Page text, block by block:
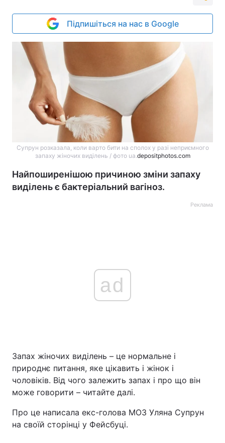
Підпишіться на нас в Google
Супрун розказала, коли варто бити на сполох у разі неприємного
запаху жіночих виділень / фото ua.depositphotos.com
Найпоширенішою причиною зміни запаху
виділень є бактеріальний вагіноз.
Реклама
ad
Запах жіночих виділень – це нормальне і
природнє питання, яке цікавить і жінок і
чоловіків. Від чого залежить запах і про що він
може говорити – читайте далі.
Про це написала екс-голова МОЗ Уляна Супрун
на своїй сторінці у Фейсбуці.